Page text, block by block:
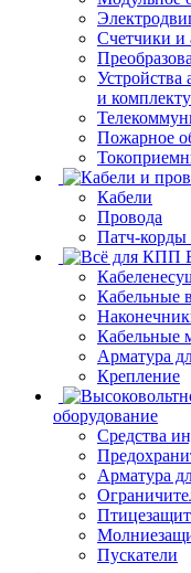
Счетчики и
Устройства
и
Пожарное
Кабели
Провода
Патч-корды
Кабельные
Кабельные
Арматура
Крепление
оборудование
Средства
Арматура
Пускатели